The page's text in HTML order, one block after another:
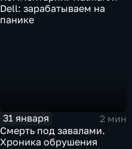
Dell: зарабатываем на
панике
31 января
2 мин
Смерть под завалами.
Хроника обрушения